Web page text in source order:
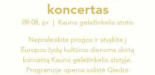
koncertas
09-08, pr
  |
Kauno geležinkelio stotis
Nepraleiskite progos ir atvykite į
Europos žydų kultūros dienoms skirtą
koncertą Kauno geležinkelio stotyje.
Programoje operos solistė Giedrė